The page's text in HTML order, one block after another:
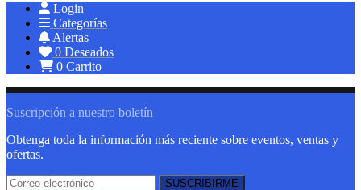
Login
Categorías
Alertas
0 Deseados
0 Carrito
Suscripción a nuestro boletín
Obtenga toda la información más reciente sobre eventos, ventas y
ofertas.